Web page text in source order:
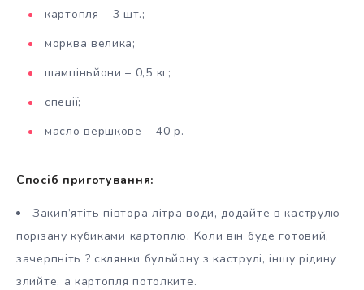
картопля – 3 шт.;
морква велика;
шампіньйони – 0,5 кг;
спеції;
масло вершкове – 40 р.
Спосіб приготування:
Закип’ятіть півтора літра води, додайте в каструлю
порізану кубиками картоплю. Коли він буде готовий,
зачерпніть ? склянки бульйону з каструлі, іншу рідину
злийте, а картопля потолките.